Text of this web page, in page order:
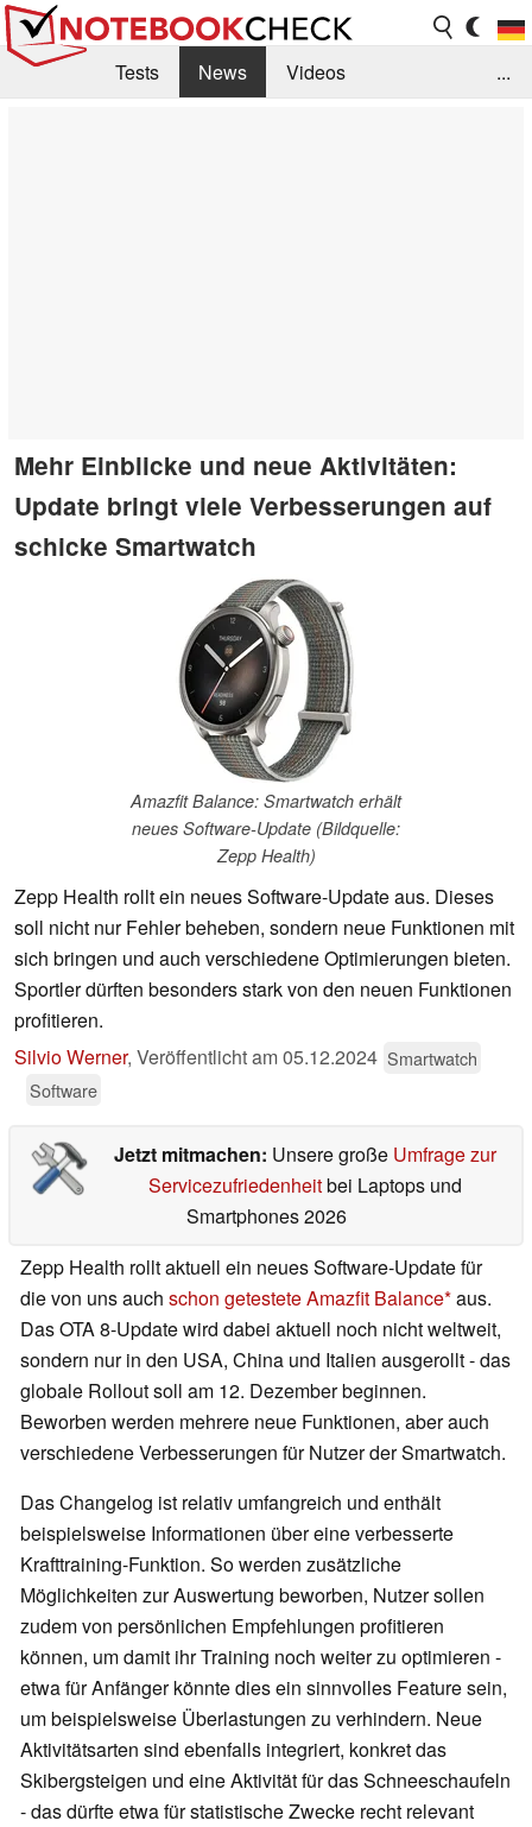
Tests News
Videos
...
Mehr Einblicke und neue Aktivitäten:
Update bringt viele Verbesserungen auf
schicke Smartwatch
Amazfit Balance: Smartwatch erhält
neues Software-Update (Bildquelle:
Zepp Health)
Zepp Health rollt ein neues Software-Update aus. Dieses
soll nicht nur Fehler beheben, sondern neue Funktionen mit
sich bringen und auch verschiedene Optimierungen bieten.
Sportler dürften besonders stark von den neuen Funktionen
profitieren.
Silvio Werner, Veröffentlicht am05.12.2024 Smartwatch
Software
Jetzt mitmachen: Unsere große Umfrage zur
Servicezufriedenheitbei Laptops und
Smartphones 2026
Zepp Health rollt aktuell ein neues Software-Update für
die von uns auch schon getesteteAmazfit Balance aus.
Das OTA 8-Update wird dabei aktuell noch nicht weltweit,
sondern nur in den USA, China und Italien ausgerollt - das
globale Rollout soll am 12. Dezember beginnen.
Beworben werden mehrere neue Funktionen, aber auch
verschiedene Verbesserungen für Nutzer der Smartwatch.
Das Changelog ist relativ umfangreich und enthält
beispielsweise Informationen über eine verbesserte
Krafttraining-Funktion. So werden zusätzliche
Möglichkeiten zur Auswertung beworben, Nutzer sollen
zudem von persönlichen Empfehlungen profitieren
können, um damit ihr Training noch weiter zu optimieren -
etwa für Anfänger könnte dies ein sinnvolles Feature sein,
um beispielsweise Überlastungen zu verhindern. Neue
Aktivitätsarten sind ebenfalls integriert, konkret das
Skibergsteigen und eine Aktivität für das Schneeschaufeln
- das dürfte etwa für statistische Zwecke recht relevant